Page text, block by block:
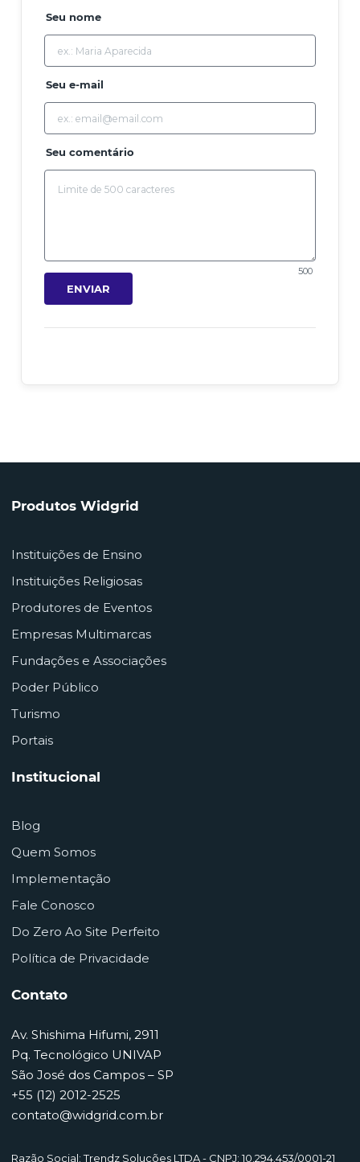
Seu nome
Seu e-mail
Seu comentário
500
ENVIAR
Produtos Widgrid
Instituições de Ensino
Instituições Religiosas
Produtores de Eventos
Empresas Multimarcas
Fundações e Associações
Poder Público
Turismo
Portais
Institucional
Blog
Quem Somos
Implementação
Fale Conosco
Do Zero Ao Site Perfeito
Política de Privacidade
Contato
Av. Shishima Hifumi, 2911
Pq. Tecnológico UNIVAP
São José dos Campos – SP
+55 (12) 2012-2525
contato@widgrid.com.br
Razão Social: Trendz Soluções LTDA - CNPJ: 10.294.453/0001-21